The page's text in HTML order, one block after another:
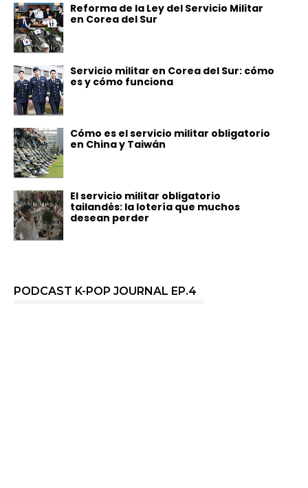
Reforma de la Ley del Servicio Militar
en Corea del Sur
Servicio militar en Corea del Sur: cómo
es y cómo funciona
Cómo es el servicio militar obligatorio
en China y Taiwán
El servicio militar obligatorio
tailandés: la lotería que muchos
desean perder
PODCAST K-POP JOURNAL EP.4